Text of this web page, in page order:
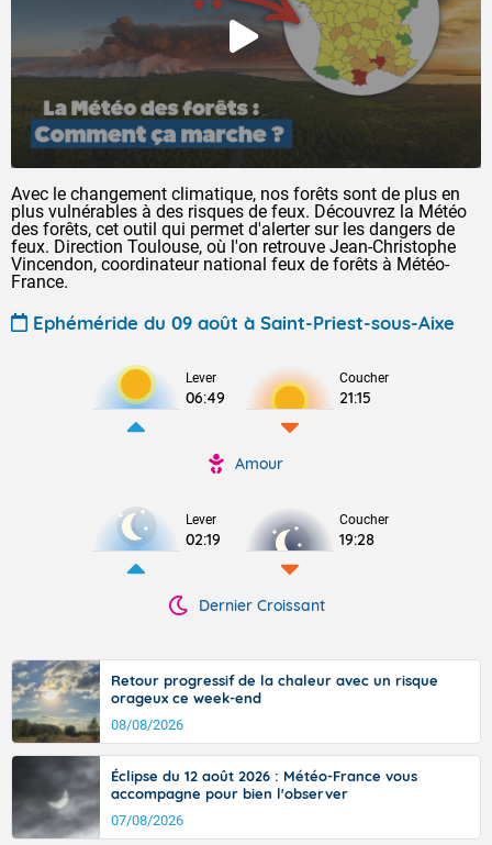
Avec le changement climatique, nos forêts sont de plus en
plus vulnérables à des risques de feux. Découvrez la Météo
des forêts, cet outil qui permet d'alerter sur les dangers de
feux. Direction Toulouse, où l'on retrouve Jean-Christophe
Vincendon, coordinateur national feux de forêts à Météo-
France.
Ephéméride du 09 août à Saint-Priest-sous-Aixe
Lever
06:49
Coucher
21:15
Amour
Lever
02:19
Coucher
19:28
Dernier Croissant
Retour progressif de la chaleur avec un risque
orageux ce week-end
08/08/2026
Éclipse du 12 août 2026 : Météo-France vous
accompagne pour bien l'observer
07/08/2026